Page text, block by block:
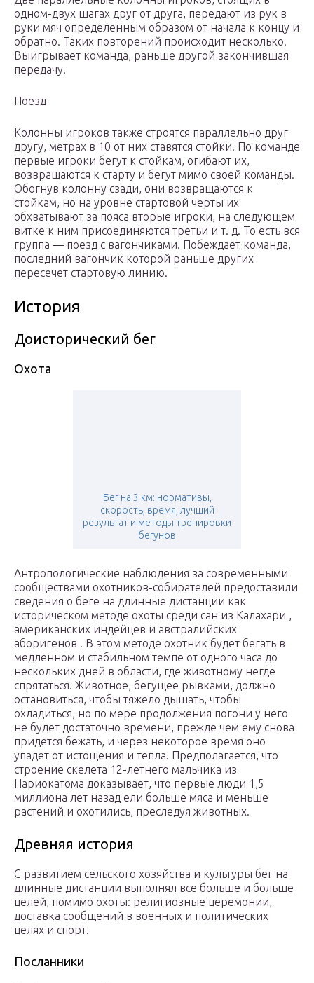
одном-двух шагах друг от друга, передают из рук в
руки мяч определенным образом от начала к концу и
обратно. Таких повторений происходит несколько.
Выигрывает команда, раньше другой закончившая
передачу.
Поезд
Колонны игроков также строятся параллельно друг
другу, метрах в 10 от них ставятся стойки. По команде
первые игроки бегут к стойкам, огибают их,
возвращаются к старту и бегут мимо своей команды.
Обогнув колонну сзади, они возвращаются к
стойкам, но на уровне стартовой черты их
обхватывают за пояса вторые игроки, на следующем
витке к ним присоединяются третьи и т. д. То есть вся
группа — поезд с вагончиками. Побеждает команда,
последний вагончик которой раньше других
пересечет стартовую линию.
История
Доисторический бег
Охота
Бег на 3 км: нормативы,
скорость, время, лучший
результат и методы тренировки
бегунов
Антропологические наблюдения за современными
сообществами охотников-собирателей предоставили
сведения о беге на длинные дистанции как
историческом методе охоты среди сан из Калахари ,
американских индейцев и австралийских
аборигенов . В этом методе охотник будет бегать в
медленном и стабильном темпе от одного часа до
нескольких дней в области, где животному негде
спрятаться. Животное, бегущее рывками, должно
остановиться, чтобы тяжело дышать, чтобы
охладиться, но по мере продолжения погони у него
не будет достаточно времени, прежде чем ему снова
придется бежать, и через некоторое время оно
упадет от истощения и тепла. Предполагается, что
строение скелета 12-летнего мальчика из
Нариокатома доказывает, что первые люди 1,5
миллиона лет назад ели больше мяса и меньше
растений и охотились, преследуя животных.
Древняя история
С развитием сельского хозяйства и культуры бег на
длинные дистанции выполнял все больше и больше
целей, помимо охоты: религиозные церемонии,
доставка сообщений в военных и политических
целях и спорт.
Посланники